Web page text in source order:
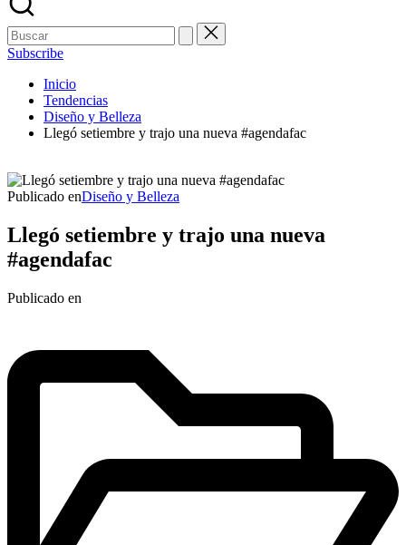
Subscribe
Inicio
Tendencias
Diseño y Belleza
Llegó setiembre y trajo una nueva #agendafac
Publicado enDiseño y Belleza
Llegó setiembre y trajo una nueva
#agendafac
Publicado en